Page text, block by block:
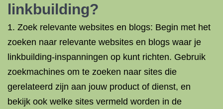
linkbuilding?
1. Zoek relevante websites en blogs: Begin met het
zoeken naar relevante websites en blogs waar je
linkbuilding-inspanningen op kunt richten. Gebruik
zoekmachines om te zoeken naar sites die
gerelateerd zijn aan jouw product of dienst, en
bekijk ook welke sites vermeld worden in de